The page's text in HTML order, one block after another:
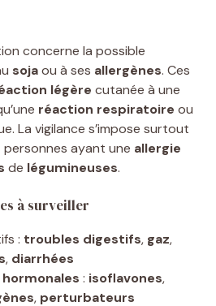
concerne la possible
sojaou à ses allergènes. Ces
légère cutanée à une
réaction respiratoire ou
La vigilance s’impose surtout
ayant une allergie
de légumineuses.
à surveiller
: troubles digestifs, gaz,
, diarrhées
: isoflavones,
, perturbateurs